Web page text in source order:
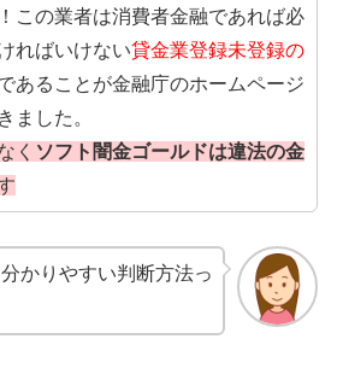
この業者は消費者金融であれば必
ればいけない貸金業登録未登録の
あることが金融庁のホームページ
ました。
く ソフト闇金ゴールドは違法の金
かりやすい判断方法っ